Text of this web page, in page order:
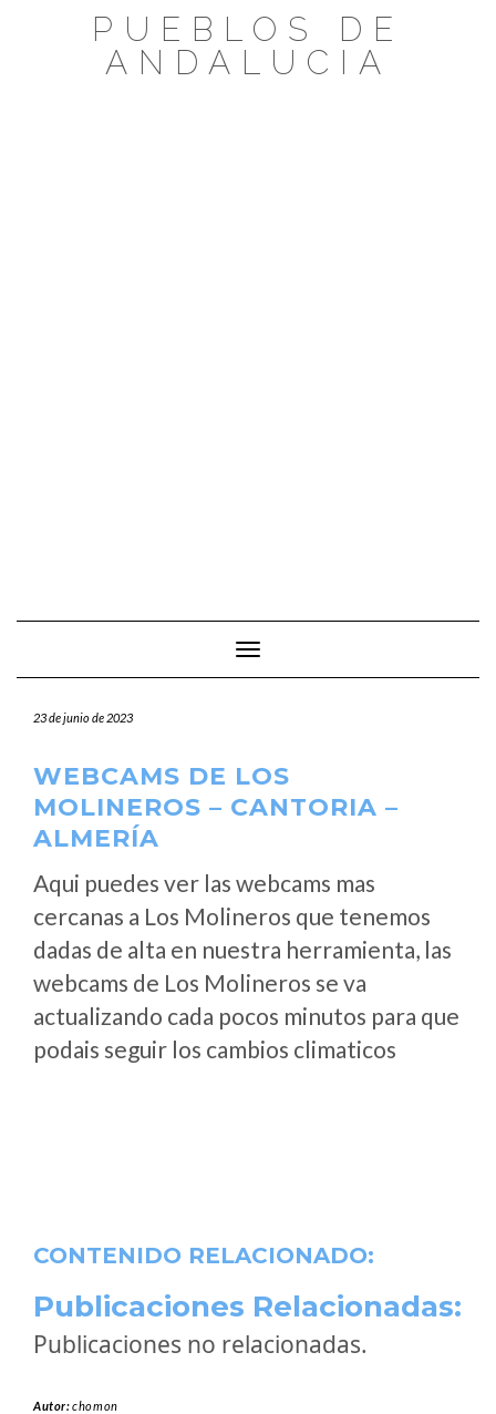
PUEBLOS DE
ANDALUCIA
Cambiar modo de navegación
23 de junio de 2023
WEBCAMS DE LOS
MOLINEROS – CANTORIA –
ALMERÍA
Aqui puedes ver las webcams mas
cercanas a Los Molineros que tenemos
dadas de alta en nuestra herramienta, las
webcams de Los Molineros se va
actualizando cada pocos minutos para que
podais seguir los cambios climaticos
CONTENIDO RELACIONADO:
Publicaciones Relacionadas:
Publicaciones no relacionadas.
Autor:chomon